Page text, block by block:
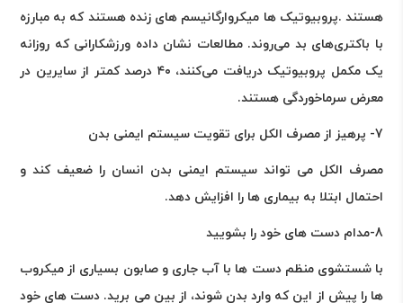
هستند.پروبیوتیک ها میکروارگانیسم های زنده هستند که به مبارزه
با باکتری‌های بد می‌روند. مطالعات نشان داده ورزشکارانی که روزانه
یک مکمل پروبیوتیک دریافت می‌کنند، ۴۰ درصد کمتر از سایرین در
معرض سرماخوردگی هستند.
7- پرهیز از مصرف الکل برای تقویت سیستم ایمنی بدن
مصرف الکل می تواند سیستم ایمنی بدن انسان را ضعیف کند و
احتمال ابتلا به بیماری ها را افزایش دهد.
8-مدام دست های خود را بشویید
با شستشوی منظم دست ها با آب جاری و صابون بسیاری از میکروب
ها را پیش از این که وارد بدن شوند، از بین می برید. دست های خود